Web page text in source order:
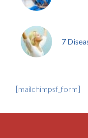
7
[mailchimpsf_form]